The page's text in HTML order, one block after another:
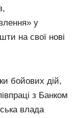
у
на свої нові
бойових дій,
з Банком
влада